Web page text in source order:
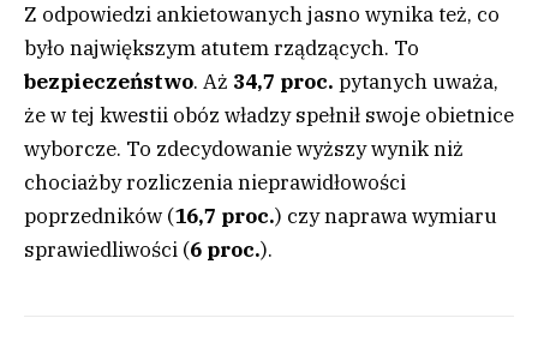
Z odpowiedzi ankietowanych jasno wynika też, co
było największym atutem rządzących. To
bezpieczeństwo. Aż 34,7 proc. pytanych uważa,
że w tej kwestii obóz władzy spełnił swoje obietnice
wyborcze. To zdecydowanie wyższy wynik niż
chociażby rozliczenia nieprawidłowości
poprzedników (16,7 proc.) czy naprawa wymiaru
sprawiedliwości (6 proc.).